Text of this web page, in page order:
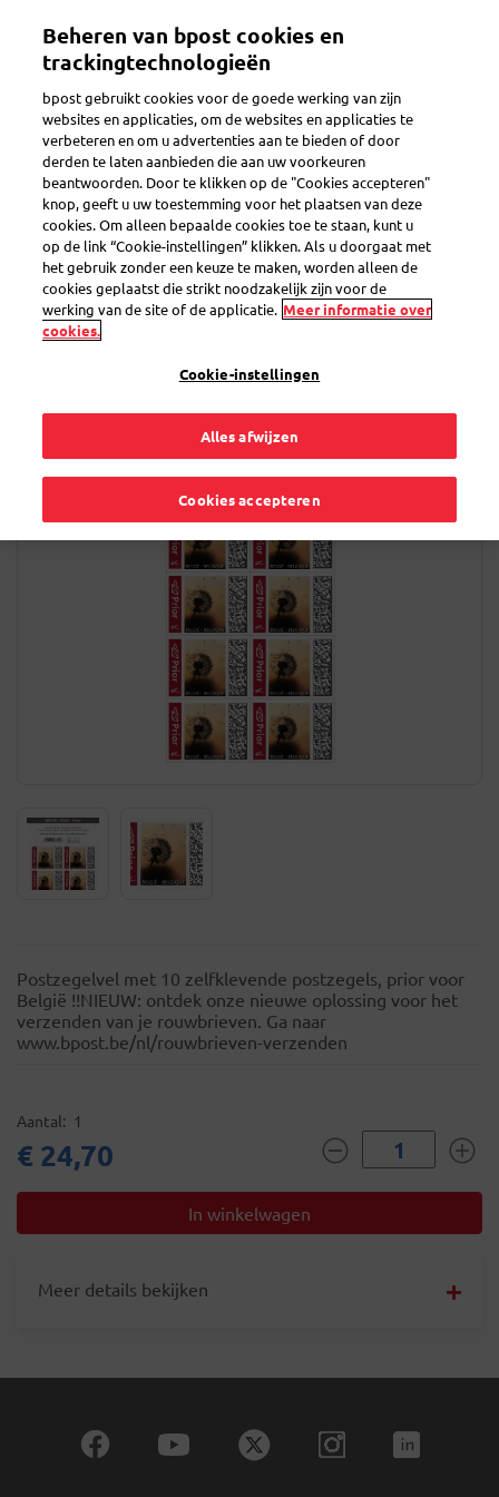
inhoud
Mijn account
Zoeken
Rouwzegel - prior postzegels
voor België
Productcode SEL0000032078
Postzegelvel met 10 zelfklevende postzegels, prior voor
België !!NIEUW: ontdek onze nieuwe oplossing voor het
verzenden van je rouwbrieven. Ga naar
www.bpost.be/nl/rouwbrieven-verzenden
Aantal 1
€ 24,70
Meer details bekijken
Beheren van bpost cookies en
trackingtechnologieën
bpost gebruikt cookies voor de goede werking van zijn
websites en applicaties, om de websites en applicaties te
verbeteren en om u advertenties aan te bieden of door
derden te laten aanbieden die aan uw voorkeuren
beantwoorden. Door te klikken op de "Cookies accepteren"
knop, geeft u uw toestemming voor het plaatsen van deze
cookies. Om alleen bepaalde cookies toe te staan, kunt u
op de link “Cookie-instellingen” klikken. Als u doorgaat met
het gebruik zonder een keuze te maken, worden alleen de
cookies geplaatst die strikt noodzakelijk zijn voor de
werking van de site of de applicatie. Meer informatie over
cookies.
Cookie-instellingen
Alles afwijzen
Cookies accepteren